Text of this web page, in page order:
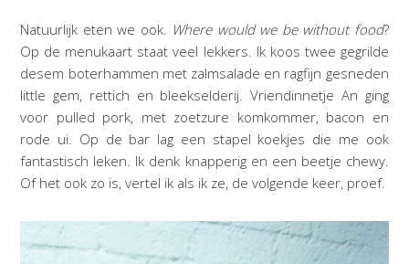
Natuurlijk eten we ook. Where would we be without food?
Op de menukaart staat veel lekkers. Ik koos twee gegrilde
desem boterhammen met zalmsalade en ragfijn gesneden
little gem, rettich en bleekselderij. Vriendinnetje An ging
voor pulled pork, met zoetzure komkommer, bacon en
rode ui. Op de bar lag een stapel koekjes die me ook
fantastisch leken. Ik denk knapperig en een beetje chewy.
Of het ook zo is, vertel ik als ik ze, de volgende keer, proef.